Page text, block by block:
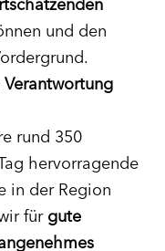
und den
rund 350
hervorragende
in der Region
für gute